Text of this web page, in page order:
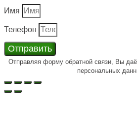
Имя
Телефон
Отправить
Отправляя форму обратной связи, Вы
персональных